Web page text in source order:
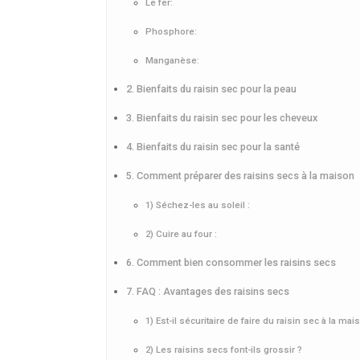
Le fer:
Phosphore:
Manganèse:
2. Bienfaits du raisin sec pour la peau
3. Bienfaits du raisin sec pour les cheveux
4. Bienfaits du raisin sec pour la santé
5. Comment préparer des raisins secs à la maison
1) Séchez-les au soleil :
2) Cuire au four :
6. Comment bien consommer les raisins secs
7. FAQ : Avantages des raisins secs
1) Est-il sécuritaire de faire du raisin sec à la
2) Les raisins secs font-ils grossir ?